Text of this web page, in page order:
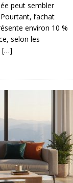
peut sembler
l’achat
environ 10 %
selon les
[…]